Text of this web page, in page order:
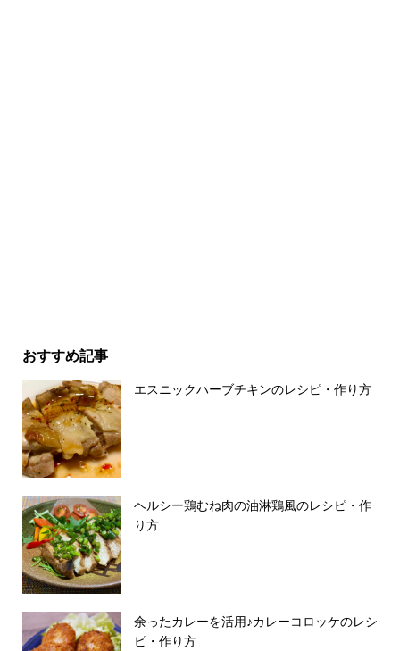
おすすめ記事
エスニックハーブチキンのレシピ・作り方
ヘルシー鶏むね肉の油淋鶏風のレシピ・作
り方
余ったカレーを活用♪カレーコロッケのレシ
ピ・作り方